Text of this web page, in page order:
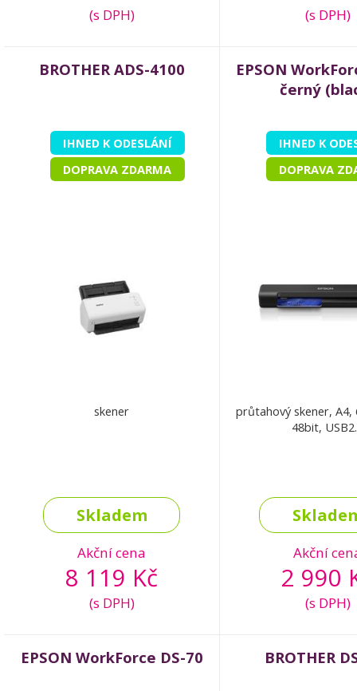
(s DPH) (s DPH)
BROTHER ADS-4100
IHNED K ODESLÁNÍ
DOPRAVA ZDARMA
skener
Skladem
Akční cena
8 119 Kč
(s DPH)
EPSON
černý
IHNED K
DOPRAVA
průtahový skener, A4,
48bit,
Akční
2 990
(s DPH)
EPSON WorkForce DS-70 BROTHER